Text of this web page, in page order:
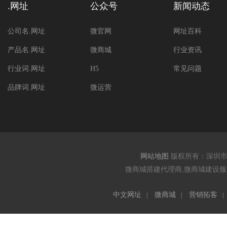
.网址
公司名.网址
产品名.网址
行业词.网址
品牌词.网址
公众号
微官网
微商城
H5
微运营
新闻动态
网址百科
行业资讯
常见问题
网站地图 版权所有：深圳
微商城搭建代理商,微商城建设
中文网址 微商城 营销拓客